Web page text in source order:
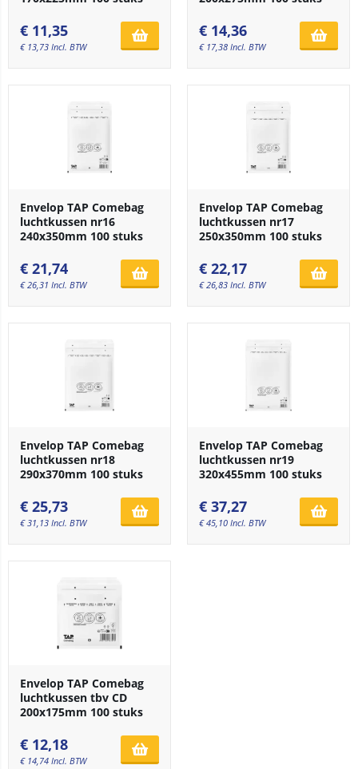
€ 11,35
€ 13,73 Incl. BTW
€ 14,36
€ 17,38 Incl. BTW
Envelop TAP Comebag
luchtkussen nr16
240x350mm 100 stuks
€ 21,74
€26,31 Incl. BTW
Envelop TAP Comebag
luchtkussen nr17
250x350mm 100 stuks
€ 22,17
€26,83 Incl. BTW
Envelop TAP Comebag
luchtkussen nr18
290x370mm 100 stuks
€ 25,73
€31,13 Incl. BTW
Envelop TAP Comebag
luchtkussen nr19
320x455mm 100 stuks
€ 37,27
€45,10 Incl. BTW
Envelop TAP Comebag
luchtkussen tbv CD
200x175mm 100 stuks
€ 12,18
€ 14,74 Incl. BTW